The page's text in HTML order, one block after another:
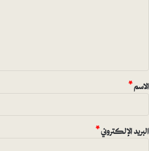
ق
*
الاسم*
البريد الإلكتروني*